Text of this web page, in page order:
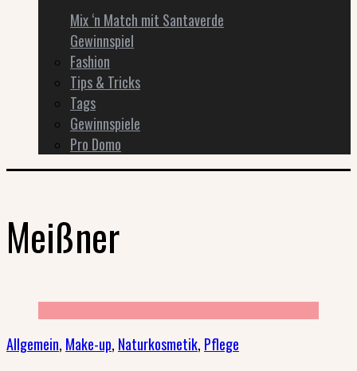
Mix ‘n Match mit Santaverde
Gewinnspiel
Fashion
Tips & Tricks
Tags
Gewinnspiele
Pro Domo
Meißner
Allgemein, Make-up, Naturkosmetik, Pflege